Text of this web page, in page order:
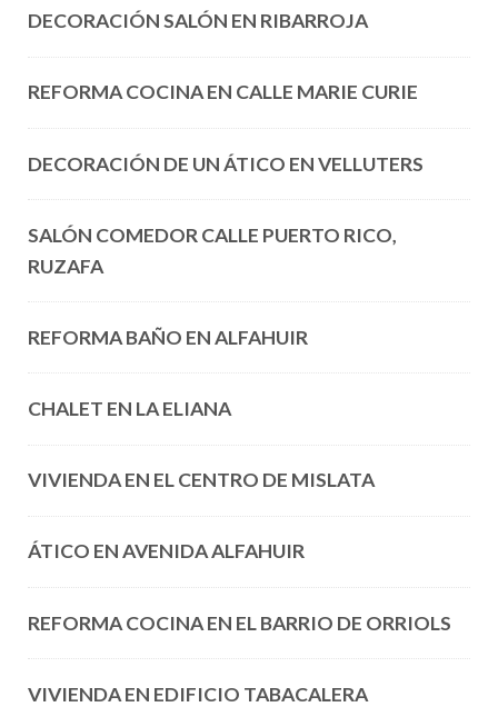
DECORACIÓN SALÓN EN RIBARROJA
REFORMA COCINA EN CALLE MARIE CURIE
DECORACIÓN DE UN ÁTICO EN VELLUTERS
SALÓN COMEDOR CALLE PUERTO RICO,
RUZAFA
REFORMA BAÑO EN ALFAHUIR
CHALET EN LA ELIANA
VIVIENDA EN EL CENTRO DE MISLATA
ÁTICO EN AVENIDA ALFAHUIR
REFORMA COCINA EN EL BARRIO DE ORRIOLS
VIVIENDA EN EDIFICIO TABACALERA